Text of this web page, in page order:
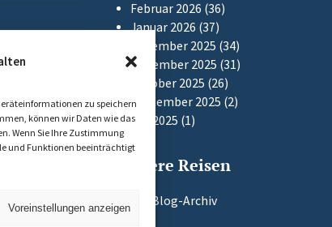
zu speichern
können wir Daten wie das
Wenn Sie Ihre Zustimmung
und Funktionen beeinträchtigt
Voreinstellungen anzeigen
Februar 2026 (36)
Januar 2026 (37)
Dezember 2025 (34)
November 2025 (31)
Oktober 2025 (26)
September 2025 (2)
Mai 2025 (1)
Frühere Reisen
Zum Blog-Archiv